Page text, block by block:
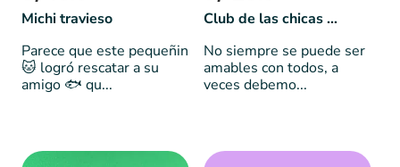
Michi travieso
Parece que este pequeñin
🐱 logró rescatar a su
amigo 🐟 qu...
Club de las chicas malas 🐥
No siempre se puede ser
amables con todos, a
veces debemo...